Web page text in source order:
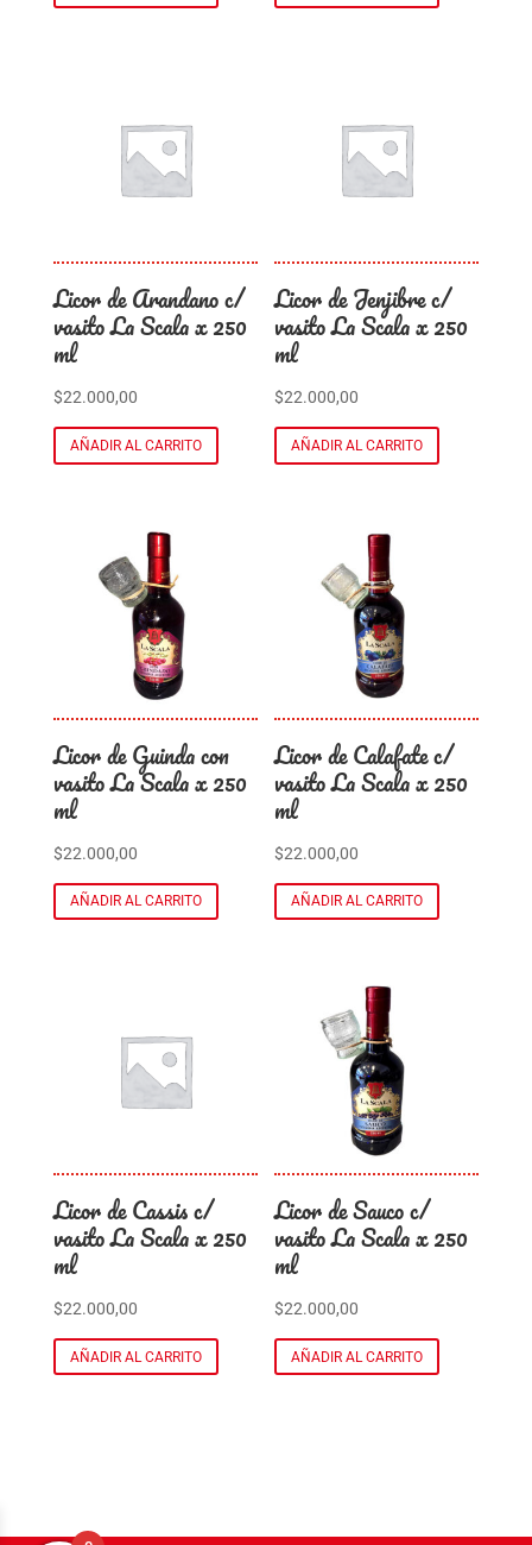
Licor de Arandano c/
vasito La Scala x 250
ml
$22.000,00
AÑADIR AL CARRITO
Licor de Jenjibre c/
vasito La Scala x 250
ml
$22.000,00
AÑADIR AL CARRITO
Licor de Guinda con
vasito La Scala x 250
ml
$22.000,00
AÑADIR AL CARRITO
Licor de Calafate c/
vasito La Scala x 250
ml
$22.000,00
AÑADIR AL CARRITO
Licor de Cassis c/
vasito La Scala x 250
ml
$22.000,00
AÑADIR AL CARRITO
Licor de Sauco c/
vasito La Scala x 250
ml
$22.000,00
AÑADIR AL CARRITO